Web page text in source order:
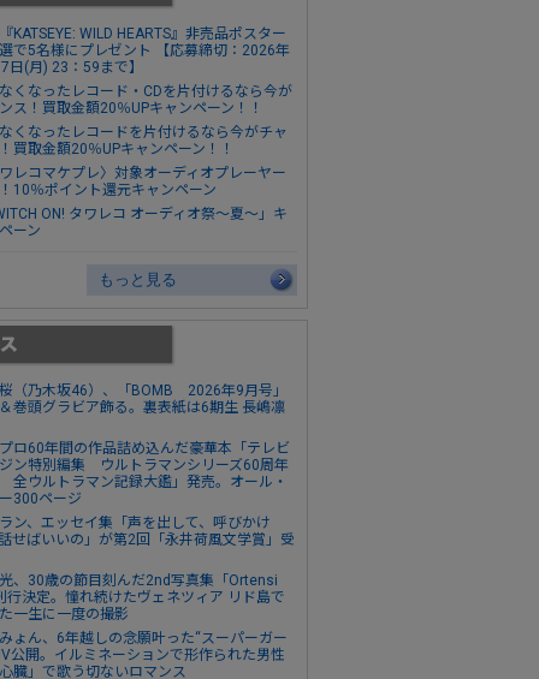
KATSEYE: WILD HEARTS』非売品ポスター
で5名様にプレゼント 【応募締切：2026年
日(月) 23：59まで】
くなったレコード・CDを片付けるなら今が
ス！買取金額20％UPキャンペーン！！
くなったレコードを片付けるなら今がチャ
買取金額20％UPキャンペーン！！
ワレコマケプレ〉対象オーディオプレーヤー
10％ポイント還元キャンペーン
ON! タワレコ オーディオ祭～夏～」キ
ーン
もっと見る
（乃木坂46）、「BOMB 2026年9月号」
巻頭グラビア飾る。裏表紙は6期生 長嶋凛
ロ60年間の作品詰め込んだ豪華本「テレビ
ン特別編集 ウルトラマンシリーズ60周年
全ウルトラマン記録大鑑」発売。オール・
300ページ
ン、エッセイ集「声を出して、呼びかけ
せばいいの」が第2回「永井荷風文学賞」受
、30歳の節目刻んだ2nd写真集「Ortensi
行決定。憧れ続けたヴェネツィア リド島で
一生に一度の撮影
ょん、6年越しの念願叶った“スーパーガー
公開。イルミネーションで形作られた男性
臓」で歌う切ないロマンス